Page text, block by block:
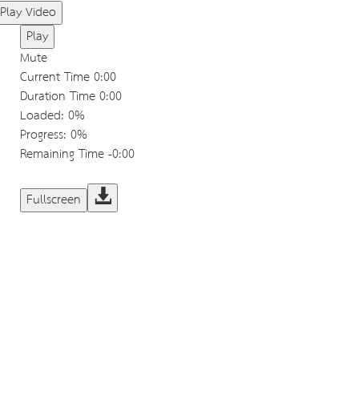
Play Video
Play
Mute
Current Time0:00
Duration Time0:00
Loaded: 0%
Progress: 0%
Remaining Time-0:00
Fullscreen